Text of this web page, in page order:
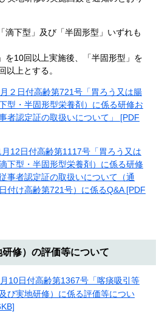
滴下型」及び「半固形型」いずれも
を10回以上実施後、「半固形型」を
以上とする。
月２日付高齢第721号「胃ろう又は腸
型・半固形型栄養剤）に係る研修お
者認定証の取扱いについて」 [PDF
月12日付高齢第1117号「胃ろう又は
下型・半固形型栄養剤）に係る研修
事者認定証の取扱いについて（通
付け高齢第721号）に係るQ&A [PDF
修）の評価等について
月10日付高齢第1367号「喀痰吸引等
び実地研修）に係る評価等につい